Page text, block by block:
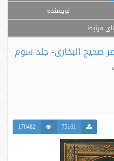
نویسنده
مرتبط
صحیح البخاری- جلد سوم
75161
170482